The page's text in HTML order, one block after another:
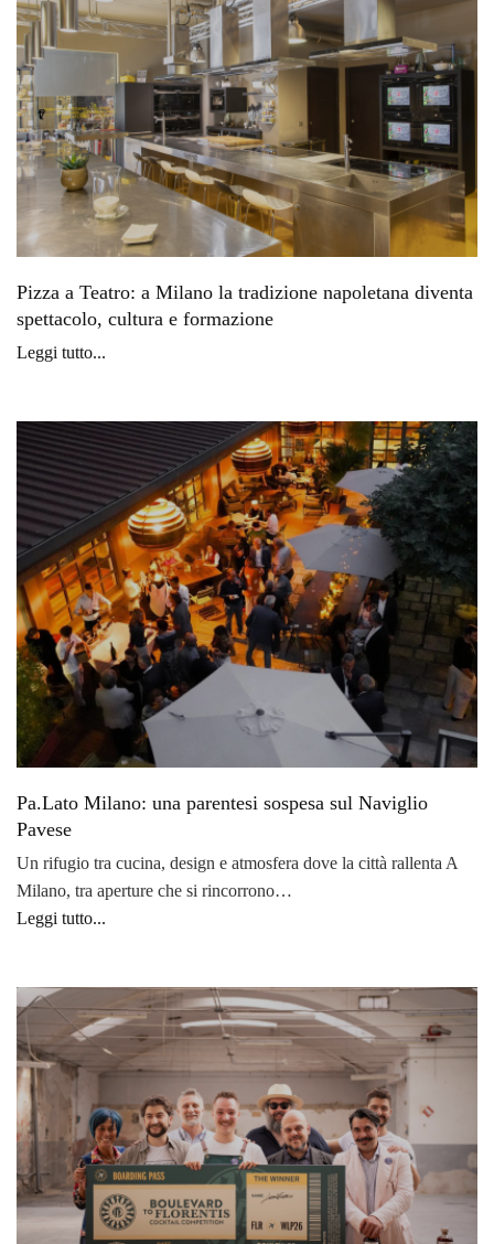
Pizza a Teatro: a Milano la tradizione napoletana diventa
spettacolo, cultura e formazione
Leggi tutto...
Pa.Lato Milano: una parentesi sospesa sul Naviglio
Pavese
Un rifugio tra cucina, design e atmosfera dove la città rallenta A
Milano, tra aperture che si rincorrono…
Leggi tutto...